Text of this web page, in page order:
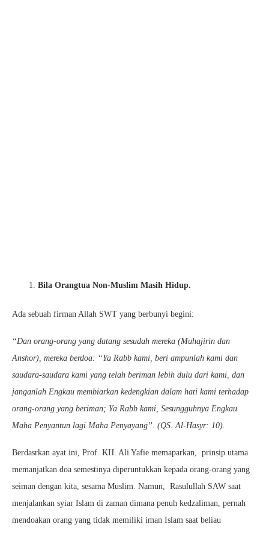
Bila Orangtua Non-Muslim Masih Hidup.
Ada sebuah firman Allah SWT yang berbunyi begini:
“Dan orang-orang yang datang sesudah mereka (Muhajirin dan
Anshor), mereka berdoa: “Ya Rabb kami, beri ampunlah kami dan
saudara-saudara kami yang telah beriman lebih dulu dari kami, dan
janganlah Engkau membiarkan kedengkian dalam hati kami terhadap
orang-orang yang beriman; Ya Rabb kami, Sesungguhnya Engkau
Maha Penyantun lagi Maha Penyayang”. (QS. Al-Hasyr: 10).
Berdasrkan ayat ini, Prof. KH. Ali Yafie memaparkan, prinsip utama
memanjatkan doa semestinya diperuntukkan kepada orang-orang yang
seiman dengan kita, sesama Muslim. Namun, Rasulullah SAW saat
menjalankan syiar Islam di zaman dimana penuh kedzaliman, pernah
mendoakan orang yang tidak memiliki iman Islam saat beliau